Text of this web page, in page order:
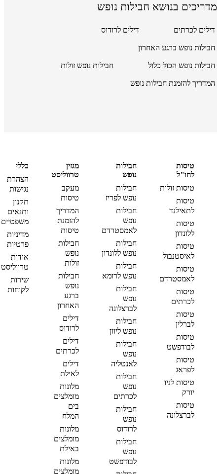
מדריכים בנושא חבילות נופש
דילים לכרתים דילים לרודוס
חבילות נופש ברגע האחרון
חבילות נופש הכול כלול חבילות נופש זולות
המדריך להזמנת חבילות נופש
טיסות
לחו"ל
טיסות זולות
טיסות
לתאילנד
טיסות
ללונדון
טיסות
לאיסטנבול
טיסות
לאמסטרדם
טיסות
לכרתים
טיסות
לברלין
טיסות
לבודפשט
טיסות
לפראג
טיסות לניו
יורק
טיסות
לברצלונה
חבילות
נופש
חבילות
נופש לפריז
חבילות
נופש
לאמסטרדם
חבילות
נופש ללונדון
חבילות
נופש לרומא
חבילות
נופש
לברצלונה
חבילות
נופש ליוון
חבילות
נופש
לאנטליה
חבילות
נופש
לכרתים
חבילות
נופש
לרודוס
חבילות
נופש
לבודפשט
מגזין
טרווליסט
מעקב
טיסות
המדריך
להזמנת
טיסות
חבילות
נופש
זולות
חבילות
נופש
ברגע
האחרון
דילים
לרודוס
דילים
לכרתים
דילים
לאילת
מלונות
מומלצים
בים
המלח
מלונות
מומלצים
באילת
מלונות
מומלצים
כללי
הצהרת
נגישות
תקנון
ותנאים
משפטיים
מדיניות
פרטיות
אודות
טרווליסט
שירות
לקוחות